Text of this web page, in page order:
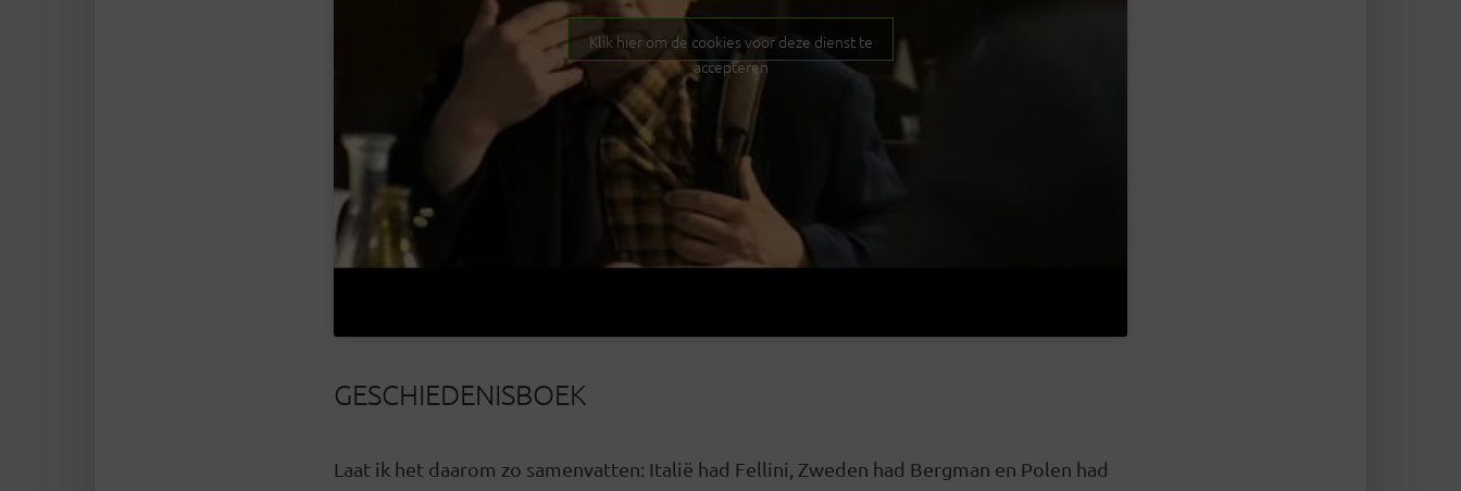
Klik hier om de cookies voor deze dienst te
accepteren
GESCHIEDENISBOEK
Laat ik het daarom zo samenvatten: Italië had Fellini, Zweden had Bergman en Polen had